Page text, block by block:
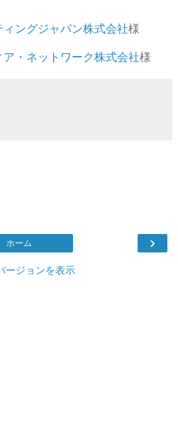
ングジャパン株式会社様
・ネットワーク株式会社様
›
ホーム
ージョンを表示